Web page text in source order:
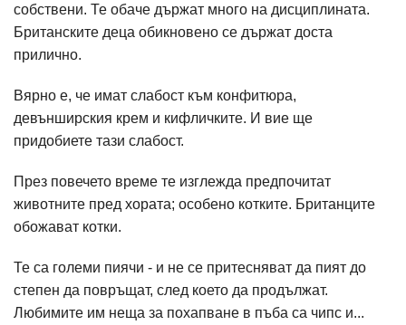
собствени. Те обаче държат много на дисциплината.
Британските деца обикновено се държат доста
прилично.
Вярно е, че имат слабост към конфитюра,
девънширския крем и кифличките. И вие ще
придобиете тази слабост.
През повечето време те изглежда предпочитат
животните пред хората; особено котките. Британците
обожават котки.
Те са големи пиячи - и не се притесняват да пият до
степен да повръщат, след което да продължат.
Любимите им неща за похапване в пъба са чипс и...